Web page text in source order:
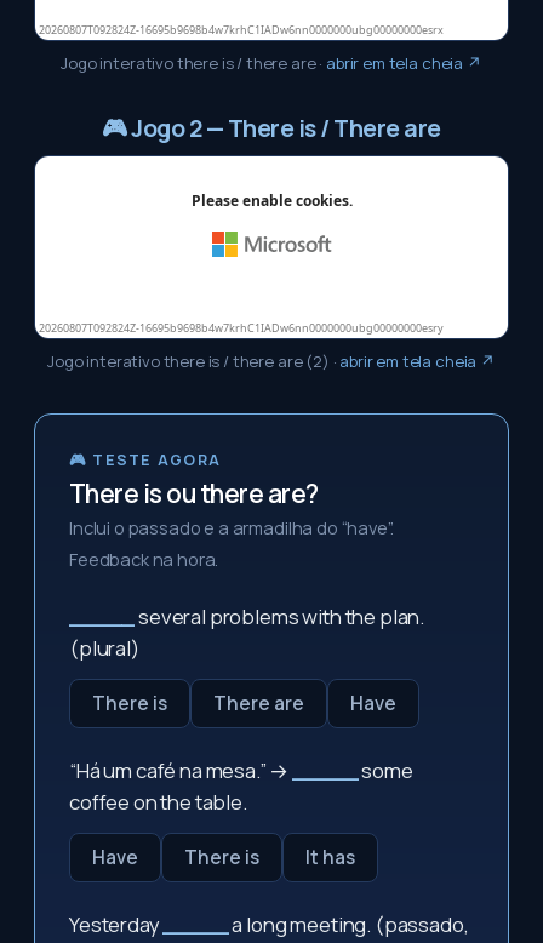
Jogo interativo there is / there are· abrir em tela cheia ↗
🎮Jogo 2 — There is / There are
Jogo interativo there is / there are (2) · abrir em tela cheia ↗
🎮 TESTE AGORA
There is ou there are?
Inclui o passado e a armadilha do “have”.
Feedback na hora.
several problems with the plan.
(plural)
There is There are Have
“Há um café na mesa.” →
some
coffee on the table.
Have There is It has
Yesterday
a long meeting. (passado,